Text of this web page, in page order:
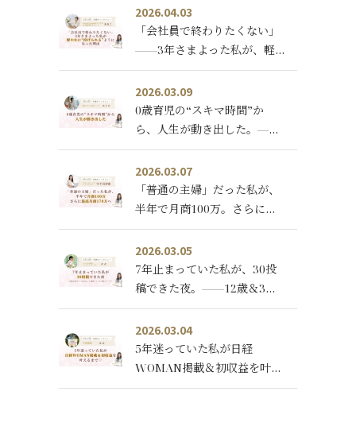
2026.04.03
「会社員で終わりたくない」
——3年さまよった私が、軽
やかに“投げられる”ようにな
った理由。
2026.03.09
0歳育児の“スキマ時間”か
ら、人生が動き出した。——
ideally受講生・横田エミリさ
んコラボライブレポ
2026.03.07
「普通の主婦」だった私が、
半年で月商100万。さらに最
高月商170万へ——ideally受
講生・守下比沙恵さんインタ
ビュー
2026.03.05
7年止まっていた私が、30投
稿できた夜。——12歳＆3歳
ママ「ななさん」の“腹をく
くった”変化ストーリー
（ideally受講生インタビュ
ー）
2026.03.04
5年迷っていた私が日経
WOMAN掲載＆初収益を叶え
るまで♡【ideally受講生イン